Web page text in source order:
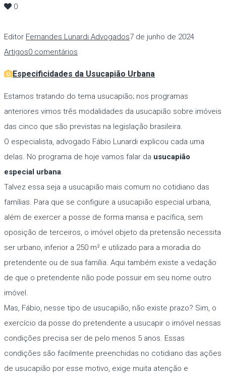
0
Editor Fernandes Lunardi Advogados7 de junho de 2024
Artigos0 comentários
Especificidades da Usucapião Urbana
Estamos tratando do tema usucapião; nos programas
anteriores vimos três modalidades da usucapião sobre imóveis
das cinco que são previstas na legislação brasileira.
O especialista, advogado Fábio Lunardi explicou cada uma
delas. No programa de hoje vamos falar da usucapião
especial urbana.
Talvez essa seja a usucapião mais comum no cotidiano das
famílias. Para que se configure a usucapião especial urbana,
além de exercer a posse de forma mansa e pacífica, sem
oposição de terceiros, o imóvel objeto da pretensão necessita
ser urbano, inferior a 250 m² e utilizado para a moradia do
pretendente ou de sua família. Aqui também existe a vedação
de que o pretendente não pode possuir em seu nome outro
imóvel.
Mas, Fábio, nesse tipo de usucapião, não existe prazo? Sim, o
exercício da posse do pretendente a usucapir o imóvel nessas
condições precisa ser de pelo menos 5 anos. Essas
condições são facilmente preenchidas no cotidiano das ações
de usucapião por esse motivo, exige muita atenção e